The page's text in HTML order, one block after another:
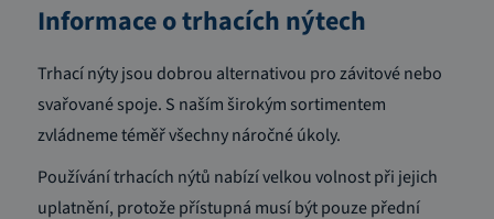
Informace o trhacích nýtech
Trhací nýty jsou dobrou alternativou pro závitové nebo
svařované spoje. S naším širokým sortimentem
zvládneme téměř všechny náročné úkoly.
Používání trhacích nýtů nabízí velkou volnost při jejich
uplatnění, protože přístupná musí být pouze přední